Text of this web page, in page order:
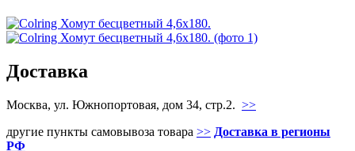
Доставка
Москва, ул. Южнопортовая, дом 34, стр.2. >>
другие пункты самовывоза товара >> Доставка в регионы
РФ